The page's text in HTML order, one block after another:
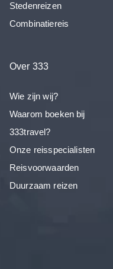
Stedenreizen
Combinatiereis
Over 333
Wie zijn wij?
Waarom boeken bij
333travel?
Onze reisspecialisten
Reisvoorwaarden
Duurzaam reizen